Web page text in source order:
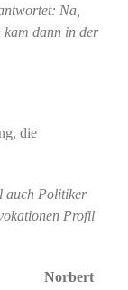
Na,
kam dann in der
die
auch Politiker
Profil
Norbert